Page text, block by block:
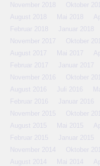
November 2018
Oktober
August 2018
Mai 2018
Februar 2018
Januar 2018
November 2017
Oktober
August 2017
Mai 2017
Februar 2017
Januar 2017
November 2016
Oktober
August 2016
Juli 2016
Februar 2016
Januar 2016
November 2015
Oktober
August 2015
Mai 2015
Februar 2015
Januar 2015
November 2014
Oktober
August 2014
Mai 2014